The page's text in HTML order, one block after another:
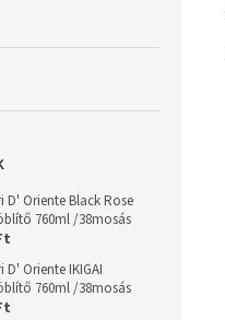
D' Oriente Black Rose
760ml /38mosás
D' Oriente IKIGAI
760ml /38mosás